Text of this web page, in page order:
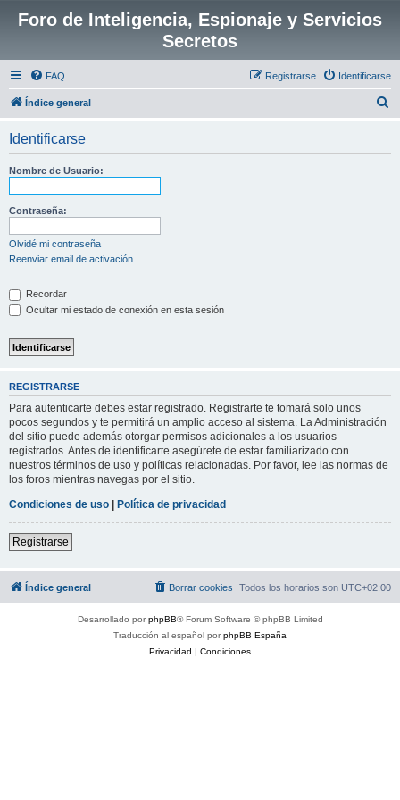
Foro de Inteligencia, Espionaje y Servicios
Secretos
FAQ Identificarse
Registrarse
Índice general
Identificarse
Nombre de Usuario:
Contraseña:
Olvidé mi contraseña
Reenviar email de activación
Recordar
Ocultar mi estado de conexión en esta sesión
REGISTRARSE
Para autenticarte debes estar registrado. Registrarte te tomará solo unos
pocos segundos y te permitirá un amplio acceso al sistema. La Administración
del sitio puede además otorgar permisos adicionales a los usuarios
registrados. Antes de identificarte asegúrete de estar familiarizado con
nuestros términos de uso y políticas relacionadas. Por favor, lee las normas de
los foros mientras navegas por el sitio.
Condiciones de uso | Política de privacidad
Registrarse
Índice general Todos los horarios son UTC+02:00
Borrar cookies
Desarrollado porphpBB® Forum Software © phpBB Limited
Traducción al español porphpBB España
Privacidad | Condiciones